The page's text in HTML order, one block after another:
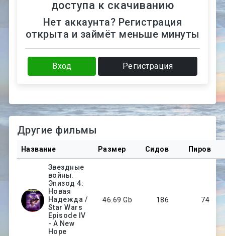
доступа к скачиванию
Нет аккаунта? Регистрация
открыта и займёт меньше минуты
Вход Регистрация
Другие фильмы
Название Размер Сидов Пиров
Звездные
войны.
Эпизод 4:
Новая
Надежда /
Star Wars
Episode IV
- A New
Hope
46.69 Gb 186 74